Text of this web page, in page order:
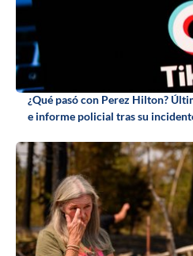
¿Qué pasó con Perez Hilton?
e informe policial tras su